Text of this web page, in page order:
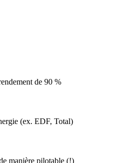
de 90 %
(ex. EDF, Total)
manière pilotable (!)